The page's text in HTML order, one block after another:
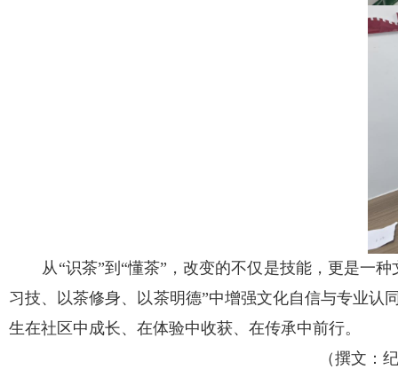
从“识茶”到“懂茶”，改变的不仅是技能，更是一
习技、以茶修身、以茶明德”中增强文化自信与专业认
生在社区中成长、在体验中收获、在传承中前行。
（撰文：